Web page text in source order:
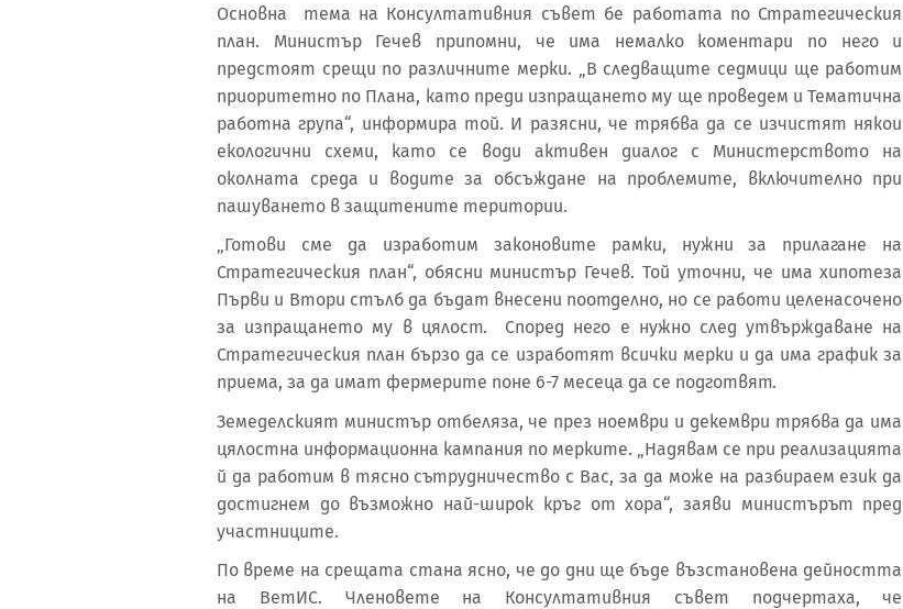
Основна тема на Консултативния съвет бе работата по Стратегическия
план. Министър Гечев припомни, че има немалко коментари по него и
предстоят срещи по различните мерки. „В следващите седмици ще работим
приоритетно по Плана, като преди изпращането му ще проведем и Тематична
работна група“, информира той. И разясни, че трябва да се изчистят някои
екологични схеми, като се води активен диалог с Министерството на
околната среда и водите за обсъждане на проблемите, включително при
пашуването в защитените територии.
„Готови сме да изработим законовите рамки, нужни за прилагане на
Стратегическия план“, обясни министър Гечев. Той уточни, че има хипотеза
Първи и Втори стълб да бъдат внесени поотделно, но се работи целенасочено
за изпращането му в цялост. Според него е нужно след утвърждаване на
Стратегическия план бързо да се изработят всички мерки и да има график за
приема, за да имат фермерите поне 6-7 месеца да се подготвят.
Земеделският министър отбеляза, че през ноември и декември трябва да има
цялостна информационна кампания по мерките. „Надявам се при реализацията
й да работим в тясно сътрудничество с Вас, за да може на разбираем език да
достигнем до възможно най-широк кръг от хора“, заяви министърът пред
участниците.
По време на срещата стана ясно, че до дни ще бъде възстановена дейността
на ВетИС. Членовете на Консултативния съвет подчертаха, че